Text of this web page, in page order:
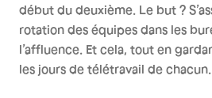
début du deuxième. Le but ?
rotation des équipes dans les
l’affluence. Et cela, tout en
les jours de télétravail de chacun.